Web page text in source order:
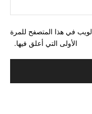
في هذا المتصفح للمرة
الأولى التي أعلق فيها.